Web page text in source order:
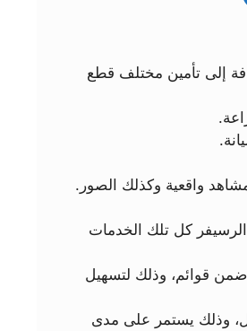
إلى تأمين مختلف قطع
كل تلك الخدمات
قوائم، وذلك لتسهيل
وأيضا في أيام العطل، وذلك يستمر على مدى